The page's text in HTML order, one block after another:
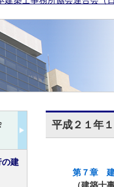
平成２１年
第７章 建
の建